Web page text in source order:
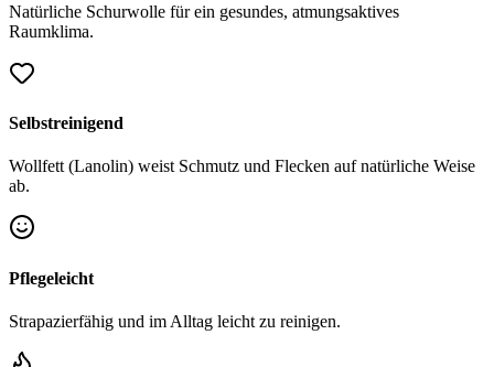
Natürliche Schurwolle für ein gesundes, atmungsaktives
Raumklima.
Selbstreinigend
Wollfett (Lanolin) weist Schmutz und Flecken auf natürliche Weise
ab.
Pflegeleicht
Strapazierfähig und im Alltag leicht zu reinigen.